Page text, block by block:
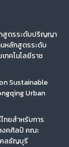
กสูตรระดับปริญญา
หลักสูตรระดับ
คโนโลยีราช
Sustainable
Urban
ทยสำหรับการ
งคศิลป์ คณะ
คลธัญบุรี